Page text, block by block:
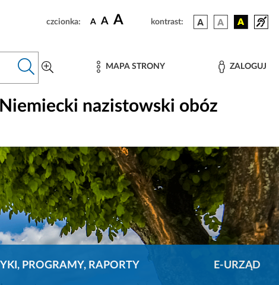
czcionka: A A A kontrast:
MAPA STRONY ZALOGUJ
nazistowski obóz
PROGRAMY, RAPORTY E-URZĄD